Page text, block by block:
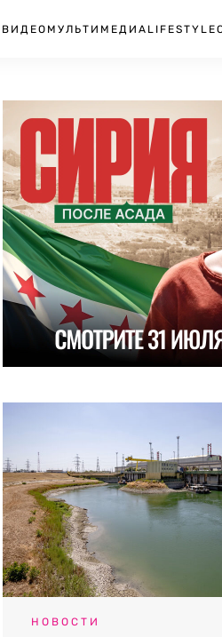
ВИДЕО МУЛЬТИМЕДИА LIFESTYLE
НОВОСТИ